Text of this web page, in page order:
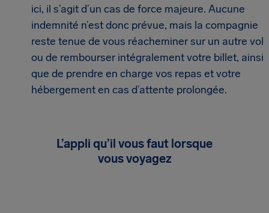
ici, il s’agit d’un cas de force majeure. Aucune
indemnité n’est donc prévue, mais la compagnie
reste tenue de vous réacheminer sur un autre vol
ou de rembourser intégralement votre billet, ainsi
que de prendre en charge vos repas et votre
hébergement en cas d’attente prolongée.
L’appli qu’il vous faut lorsque
vous voyagez